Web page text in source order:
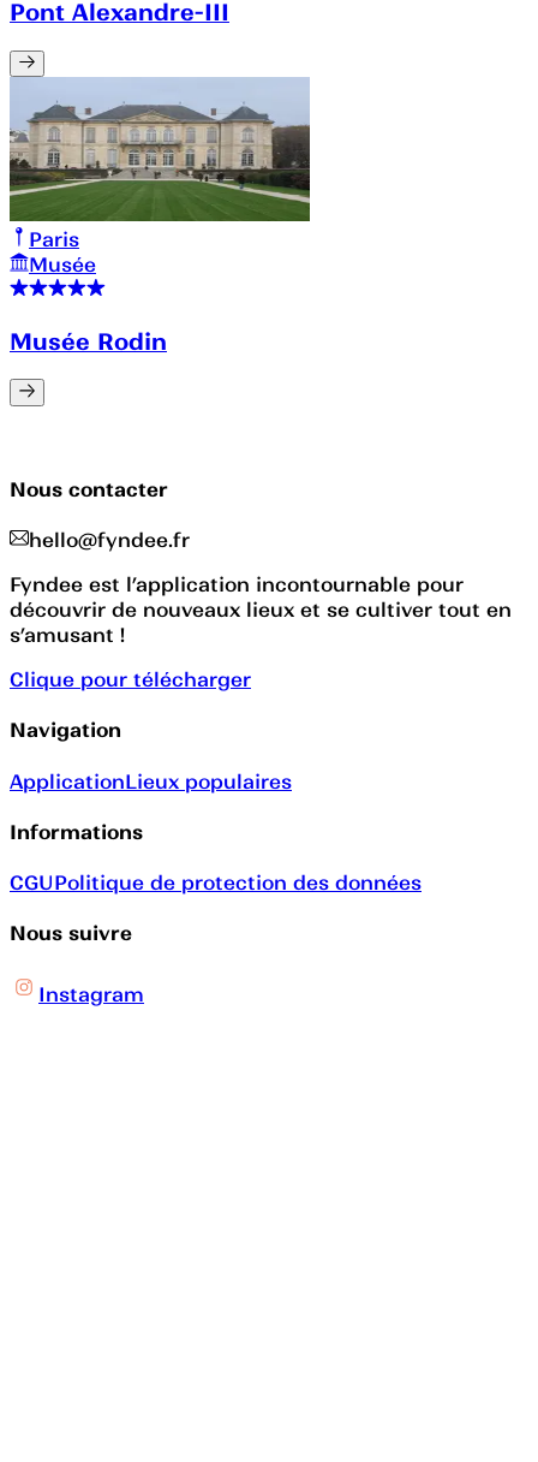
Pont Alexandre-III
Paris
Musée
Musée Rodin
Nous contacter
hello@fyndee.fr
Fyndee est l’application incontournable pour
découvrir de nouveaux lieux et se cultiver tout en
s’amusant !
Clique pour télécharger
Navigation
ApplicationLieux populaires
Informations
CGUPolitique de protection des données
Nous suivre
Instagram